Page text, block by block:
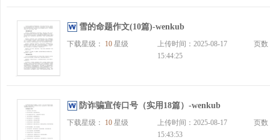
雪的命题作文(10篇)-wenkub
下载星级： 10 星级
上传时间：2025-08-17
15:44:25
页
防诈骗宣传口号（实用18篇）-wenkub
下载星级： 10 星级
上传时间：2025-08-17
15:43:53
页